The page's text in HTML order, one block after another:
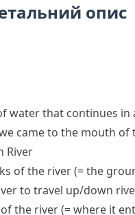
опис
water that continues in
came to the mouth of
River
of the river(= the
to travel up/down
the river(= where it